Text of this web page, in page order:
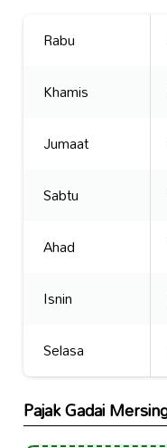
Rabu
Khamis
Jumaat
Sabtu
Ahad
Isnin
Selasa
Pajak Gadai